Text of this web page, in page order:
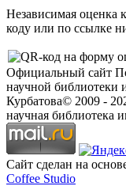
Независимая оценка
коду или по ссылке
Официальный сайт
научной библиотеки
Курбатова© 2009 -
научная библиотека
Сайт сделан на
Coffee Studio